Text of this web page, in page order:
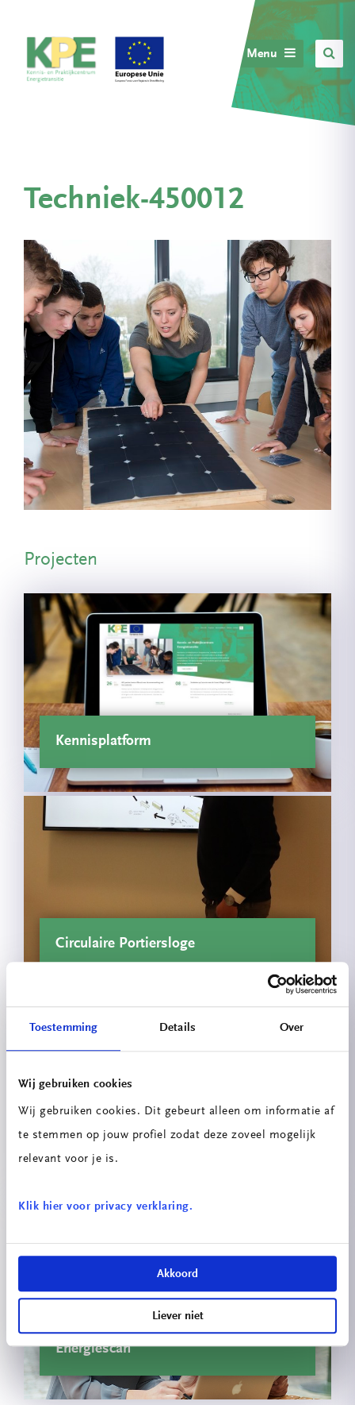
Toestemming Details Over
Wij gebruiken cookies
Wij gebruiken cookies. Dit gebeurt alleen om informatie af
te stemmen op jouw profiel zodat deze zoveel mogelijk
relevant voor je is.
Klik hier voor privacy verklaring.
Akkoord
Liever niet
Menu
Techniek-450012
Projecten
Kennisplatform
Circulaire Portiersloge
Technologie & Engineering
Energiescan